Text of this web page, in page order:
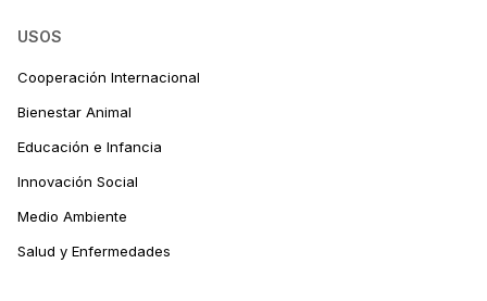
USOS
Cooperación Internacional
Bienestar Animal
Educación e Infancia
Innovación Social
Medio Ambiente
Salud y Enfermedades